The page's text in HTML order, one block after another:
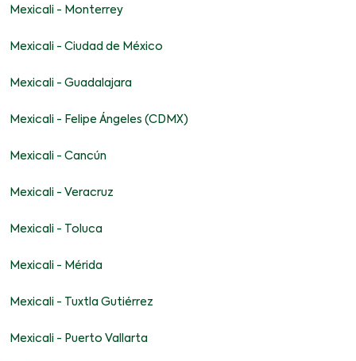
Mexicali - Monterrey
Mexicali - Ciudad de México
Mexicali - Guadalajara
Mexicali - Felipe Ángeles (CDMX)
Mexicali - Cancún
Mexicali - Veracruz
Mexicali - Toluca
Mexicali - Mérida
Mexicali - Tuxtla Gutiérrez
Mexicali - Puerto Vallarta